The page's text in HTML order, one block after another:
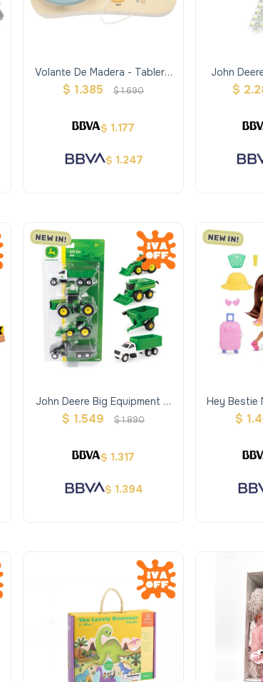
Volante De Madera - Tablero
Didáctico
$ 1.385 $1.690
$ 1.177
$ 1.247
John
$
John Deere Big Equipment 4
Pcs Modelo 2
$ 1.549 $1.890
$ 1.317
$ 1.394
Hey Bestie
Y
$